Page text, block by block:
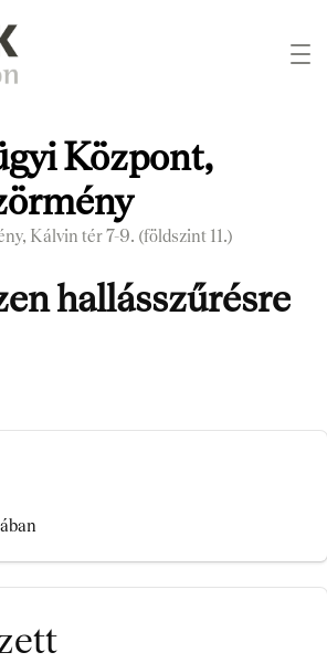
Központ,
Kálvin tér 7-9. (földszint 11.)
hallásszűrésre